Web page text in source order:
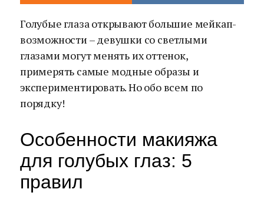
Голубые глаза открывают большие мейкап-
возможности – девушки со светлыми
глазами могут менять их оттенок,
примерять самые модные образы и
экспериментировать. Но обо всем по
порядку!
Особенности макияжа
для голубых глаз: 5
правил